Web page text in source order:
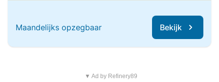
Maandelijks opzegbaar Bekijk
▼ Ad by Refinery89